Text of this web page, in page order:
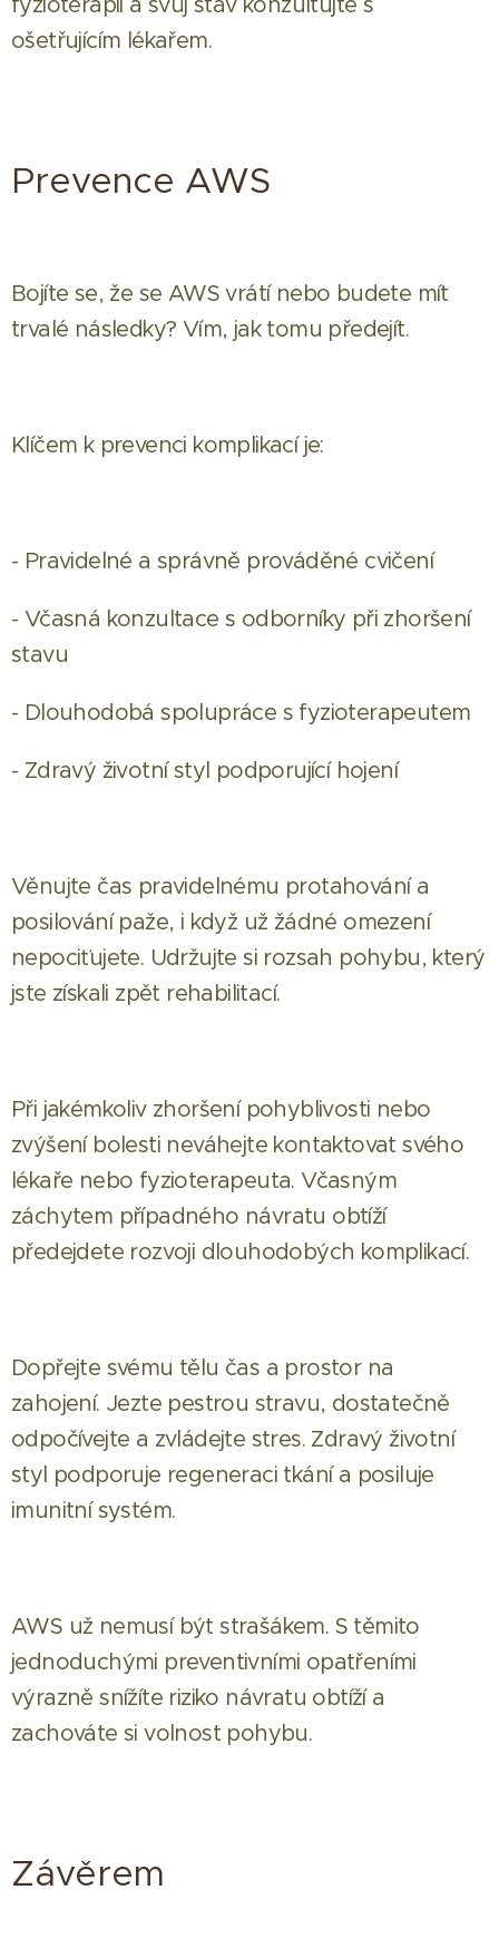
ošetřujícím lékařem.
Prevence AWS
Bojíte se, že se AWS vrátí nebo budete mít
trvalé následky? Vím, jak tomu předejít.
Klíčem k prevenci komplikací je:
- Pravidelné a správně prováděné cvičení
- Včasná konzultace s odborníky při zhoršení
stavu
- Dlouhodobá spolupráce s fyzioterapeutem
- Zdravý životní styl podporující hojení
Věnujte čas pravidelnému protahování a
posilování paže, i když už žádné omezení
nepociťujete. Udržujte si rozsah pohybu, který
jste získali zpět rehabilitací.
Při jakémkoliv zhoršení pohyblivosti nebo
zvýšení bolesti neváhejte kontaktovat svého
lékaře nebo fyzioterapeuta. Včasným
záchytem případného návratu obtíží
předejdete rozvoji dlouhodobých komplikací.
Dopřejte svému tělu čas a prostor na
zahojení. Jezte pestrou stravu, dostatečně
odpočívejte a zvládejte stres. Zdravý životní
styl podporuje regeneraci tkání a posiluje
imunitní systém.
AWS už nemusí být strašákem. S těmito
jednoduchými preventivními opatřeními
výrazně snížíte riziko návratu obtíží a
zachováte si volnost pohybu.
Závěrem